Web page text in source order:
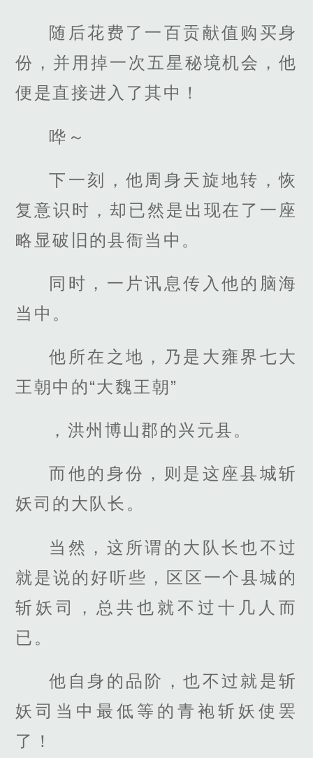
随后花费了一百贡献值购买身
份，并用掉一次五星秘境机会，他
便是直接进入了其中！
哗～
下一刻，他周身天旋地转，恢
复意识时，却已然是出现在了一座
略显破旧的县衙当中。
同时，一片讯息传入他的脑海
当中。
他所在之地，乃是大雍界七大
王朝中的“大魏王朝”
，洪州博山郡的兴元县。
而他的身份，则是这座县城斩
妖司的大队长。
当然，这所谓的大队长也不过
就是说的好听些，区区一个县城的
斩妖司，总共也就不过十几人而
已。
他自身的品阶，也不过就是斩
妖司当中最低等的青袍斩妖使罢
了！